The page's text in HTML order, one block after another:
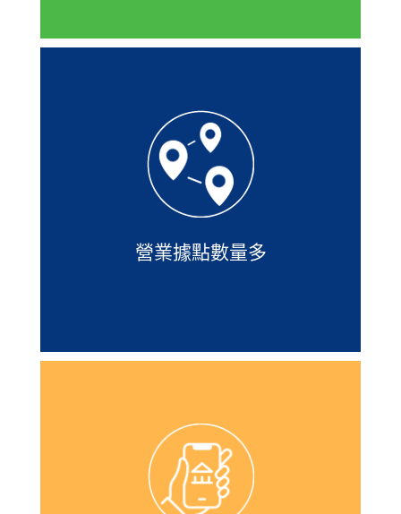
營業據點數量多
全台71間分公司，擁有優質專人服務，
並且網站還有據點查詢及臨櫃預約服
務，讓您臨時有事可以安全尋求協助。
隨身e策略是凱基證券評價超好的一款
APP，不但介面設計很乾淨，資訊整理
功能強大，方便新手看盤不苦惱，實際